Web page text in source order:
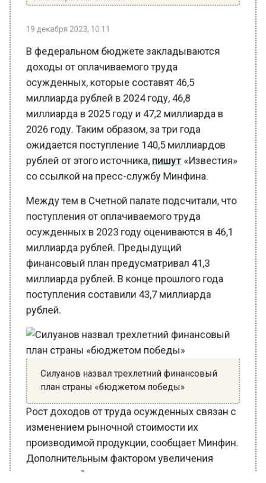
19 декабря 2023, 10:11
В федеральном бюджете закладываются
доходы от оплачиваемого труда
осужденных, которые составят 46,5
миллиарда рублей в 2024 году, 46,8
миллиарда в 2025 году и 47,2 миллиарда в
2026 году. Таким образом, за три года
ожидается поступление 140,5 миллиардов
рублей от этого источника,пишут«Известия»
со ссылкой на пресс-службу Минфина.
поступления от оплачиваемого труда
осужденных в 2023 году оцениваются в 46,1
миллиарда рублей. Предыдущий
финансовый план предусматривал 41,3
миллиарда рублей. В конце прошлого года
поступления составили 43,7 миллиарда
рублей.
Силуанов назвал трехлетний финансовый
план страны «бюджетом победы»
Рост доходов от труда осужденных связан с
изменением рыночной стоимости их
производимой продукции, сообщает Минфин.
Дополнительным фактором увеличения